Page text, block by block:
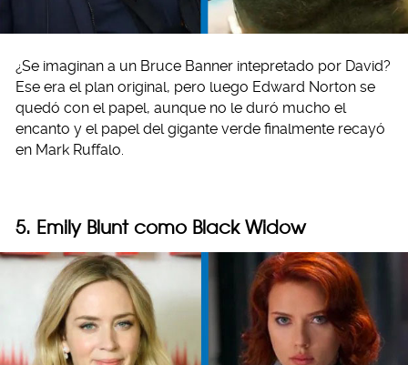
¿Se imaginan a un Bruce Banner intepretado por David?
Ese era el plan original, pero luego Edward Norton se
quedó con el papel, aunque no le duró mucho el
encanto y el papel del gigante verde finalmente recayó
en Mark Ruffalo.
5. Emily Blunt como Black Widow